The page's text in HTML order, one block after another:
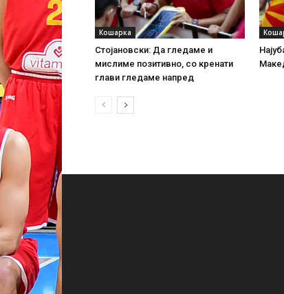
Кошарка
Стојановски: Да гледаме и
мислиме позитивно, со кренати
глави гледаме напред